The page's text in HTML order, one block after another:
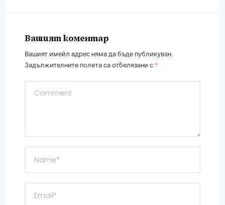
Вашият коментар
Вашият имейл адрес няма да бъде публикуван.
Задължителните полета са отбелязани с *